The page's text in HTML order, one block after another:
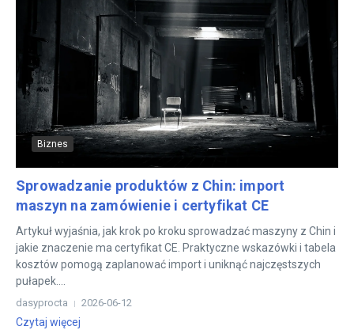
Biznes
Sprowadzanie produktów z Chin: import
maszyn na zamówienie i certyfikat CE
Artykuł wyjaśnia, jak krok po kroku sprowadzać maszyny z Chin i
jakie znaczenie ma certyfikat CE. Praktyczne wskazówki i tabela
kosztów pomogą zaplanować import i uniknąć najczęstszych
pułapek....
dasyprocta 2026-06-12
Czytaj więcej